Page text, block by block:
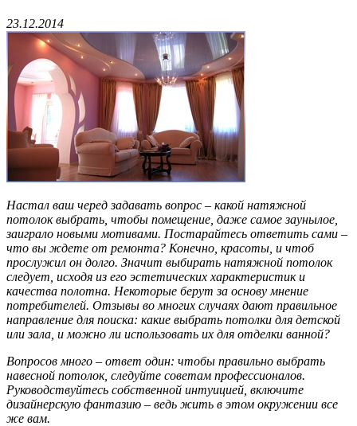
23.12.2014
Настал ваш черед задавать вопрос – какой натяжной
потолок выбрать, чтобы помещение, даже самое заунылое,
заиграло новыми мотивами. Постарайтесь ответить сами –
что вы ждете от ремонта? Конечно, красоты, и чтоб
прослужил он долго. Значит выбирать натяжной потолок
следует, исходя из его эстетических характеристик и
качества полотна. Некоторые берут за основу мнение
потребителей. Отзывы во многих случаях дают правильное
направление для поиска: какие выбрать потолки для детской
или зала, и можно ли использовать их для отделки ванной?
Вопросов много – ответ один: чтобы правильно выбрать
навесной потолок, следуйте советам профессионалов.
Руководствуйтесь собственной интуицией, включите
дизайнерскую фантазию – ведь жить в этом окружении все
же вам.